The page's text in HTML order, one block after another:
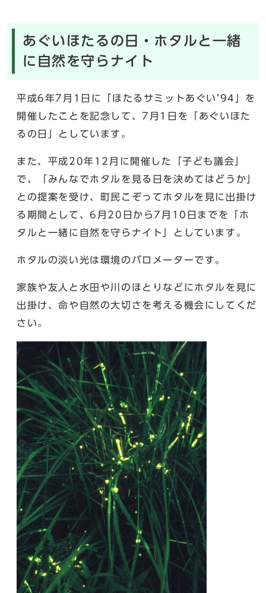
あぐいほたるの日・ホタルと一緒
に自然を守らナイト
平成6年7月1日に「ほたるサミットあぐい’94」を
開催したことを記念して、7月1日を「あぐいほた
るの日」としています。
また、平成20年12月に開催した「子ども議会」
で、「みんなでホタルを見る日を決めてはどうか」
との提案を受け、町民こぞってホタルを見に出掛け
る期間として、6月20日から7月10日までを「ホ
タルと一緒に自然を守らナイト」としています。
ホタルの淡い光は環境のバロメーターです。
家族や友人と水田や川のほとりなどにホタルを見に
出掛け、命や自然の大切さを考える機会にしてくだ
さい。